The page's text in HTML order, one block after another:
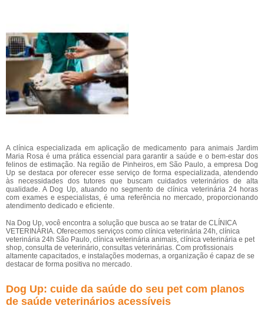
A clínica especializada em aplicação de medicamento para animais Jardim
Maria Rosa é uma prática essencial para garantir a saúde e o bem-estar dos
felinos de estimação. Na região de Pinheiros, em São Paulo, a empresa Dog
Up se destaca por oferecer esse serviço de forma especializada, atendendo
às necessidades dos tutores que buscam cuidados veterinários de alta
qualidade. A Dog Up, atuando no segmento de clínica veterinária 24 horas
com exames e especialistas, é uma referência no mercado, proporcionando
atendimento dedicado e eficiente.
Na Dog Up, você encontra a solução que busca ao se tratar de CLÍNICA
VETERINÁRIA. Oferecemos serviços como clínica veterinária 24h, clínica
veterinária 24h São Paulo, clínica veterinária animais, clínica veterinária e pet
shop, consulta de veterinário, consultas veterinárias. Com profissionais
altamente capacitados, e instalações modernas, a organização é capaz de se
destacar de forma positiva no mercado.
Dog Up: cuide da saúde do seu pet com planos
de saúde veterinários acessíveis